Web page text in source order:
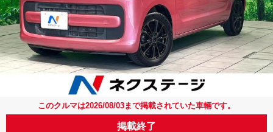
このクルマは2026/08/03まで掲載されていた車輛です。
掲載終了